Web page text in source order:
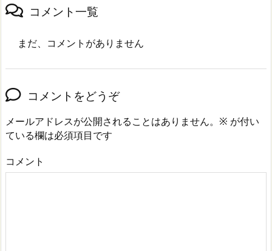
コメント一覧
まだ、コメントがありません
コメントをどうぞ
メールアドレスが公開されることはありません。 ※ が付い
ている欄は必須項目です
コメント